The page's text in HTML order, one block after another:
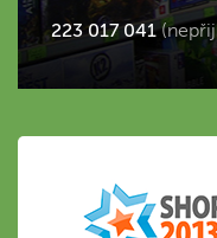
223 017 041